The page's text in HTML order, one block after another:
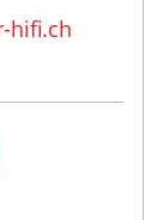
hifi.ch